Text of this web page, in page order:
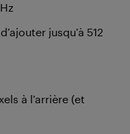
jusqu’à 512
à l’arrière (et